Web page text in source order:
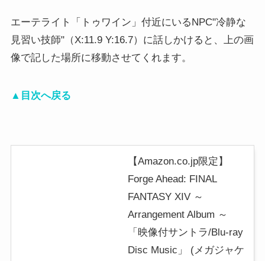
エーテライト「トゥワイン」付近にいるNPC"冷静な
見習い技師"（X:11.9 Y:16.7）に話しかけると、上の画
像で記した場所に移動させてくれます。
▲目次へ戻る
【Amazon.co.jp限定】
Forge Ahead: FINAL
FANTASY XIV ～
Arrangement Album ～
「映像付サントラ/Blu-ray
Disc Music」 (メガジャケ